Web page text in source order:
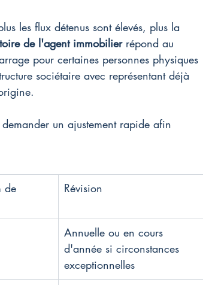
les flux détenus sont élevés, plus la
de l'agent immobilier répond au
pour certaines personnes physiques
sociétaire avec représentant déjà
un ajustement rapide afin
de
Révision
Annuelle ou en cours
d'année si circonstances
exceptionnelles